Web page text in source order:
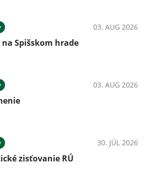
03. AUG 2026
Spišskom hrade
03. AUG 2026
30. JÚL 2026
zisťovanie RÚ